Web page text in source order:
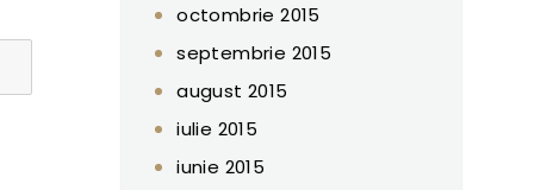
octombrie 2015
septembrie 2015
august 2015
iulie 2015
iunie 2015